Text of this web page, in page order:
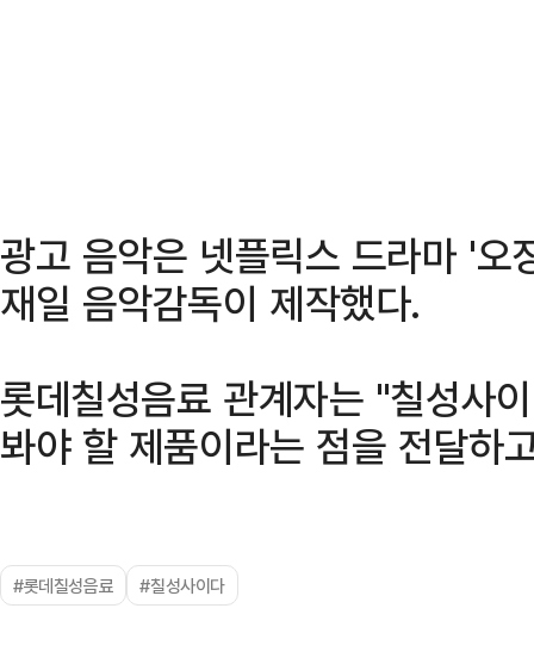
광고 음악은 넷플릭스 드라마 '
재일 음악감독이 제작했다.
롯데칠성음료 관계자는 "칠성사
봐야 할 제품이라는 점을 전달하
#롯데칠성음료 #칠성사이다